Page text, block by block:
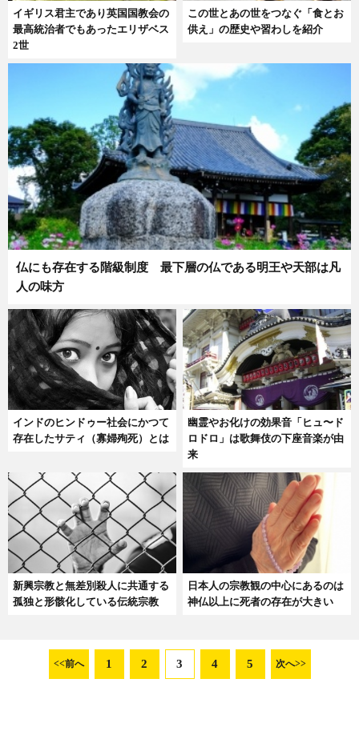
イギリス君主であり英国国教会の
最高統治者でもあったエリザベス
2世
この世とあの世をつなぐ「食とお
供え」の歴史や習わしを紹介
仏にも存在する階級制度 最下層の仏である明王や天部は凡
人の味方
インドのヒンドゥー社会にかつて
存在したサティ（寡婦殉死）とは
幽霊やお化けの効果音「ヒュ〜ド
ロドロ」は歌舞伎の下座音楽が由
来
新興宗教と無差別殺人に共通する
孤独と形骸化している伝統宗教
日本人の宗教観の中心にあるのは
神仏以上に死者の存在が大きい
<<前へ 1 2 3 4 5 次へ>>